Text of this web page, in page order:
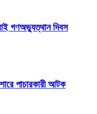
গণঅভ্যুত্থান দিবস
পাচারকারী আটক​